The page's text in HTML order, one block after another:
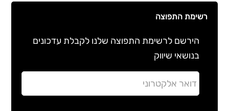
רשימת התפוצה
הירשם לרשימת התפוצה שלנו לקבלת עדכונים
בנושאי שיווק